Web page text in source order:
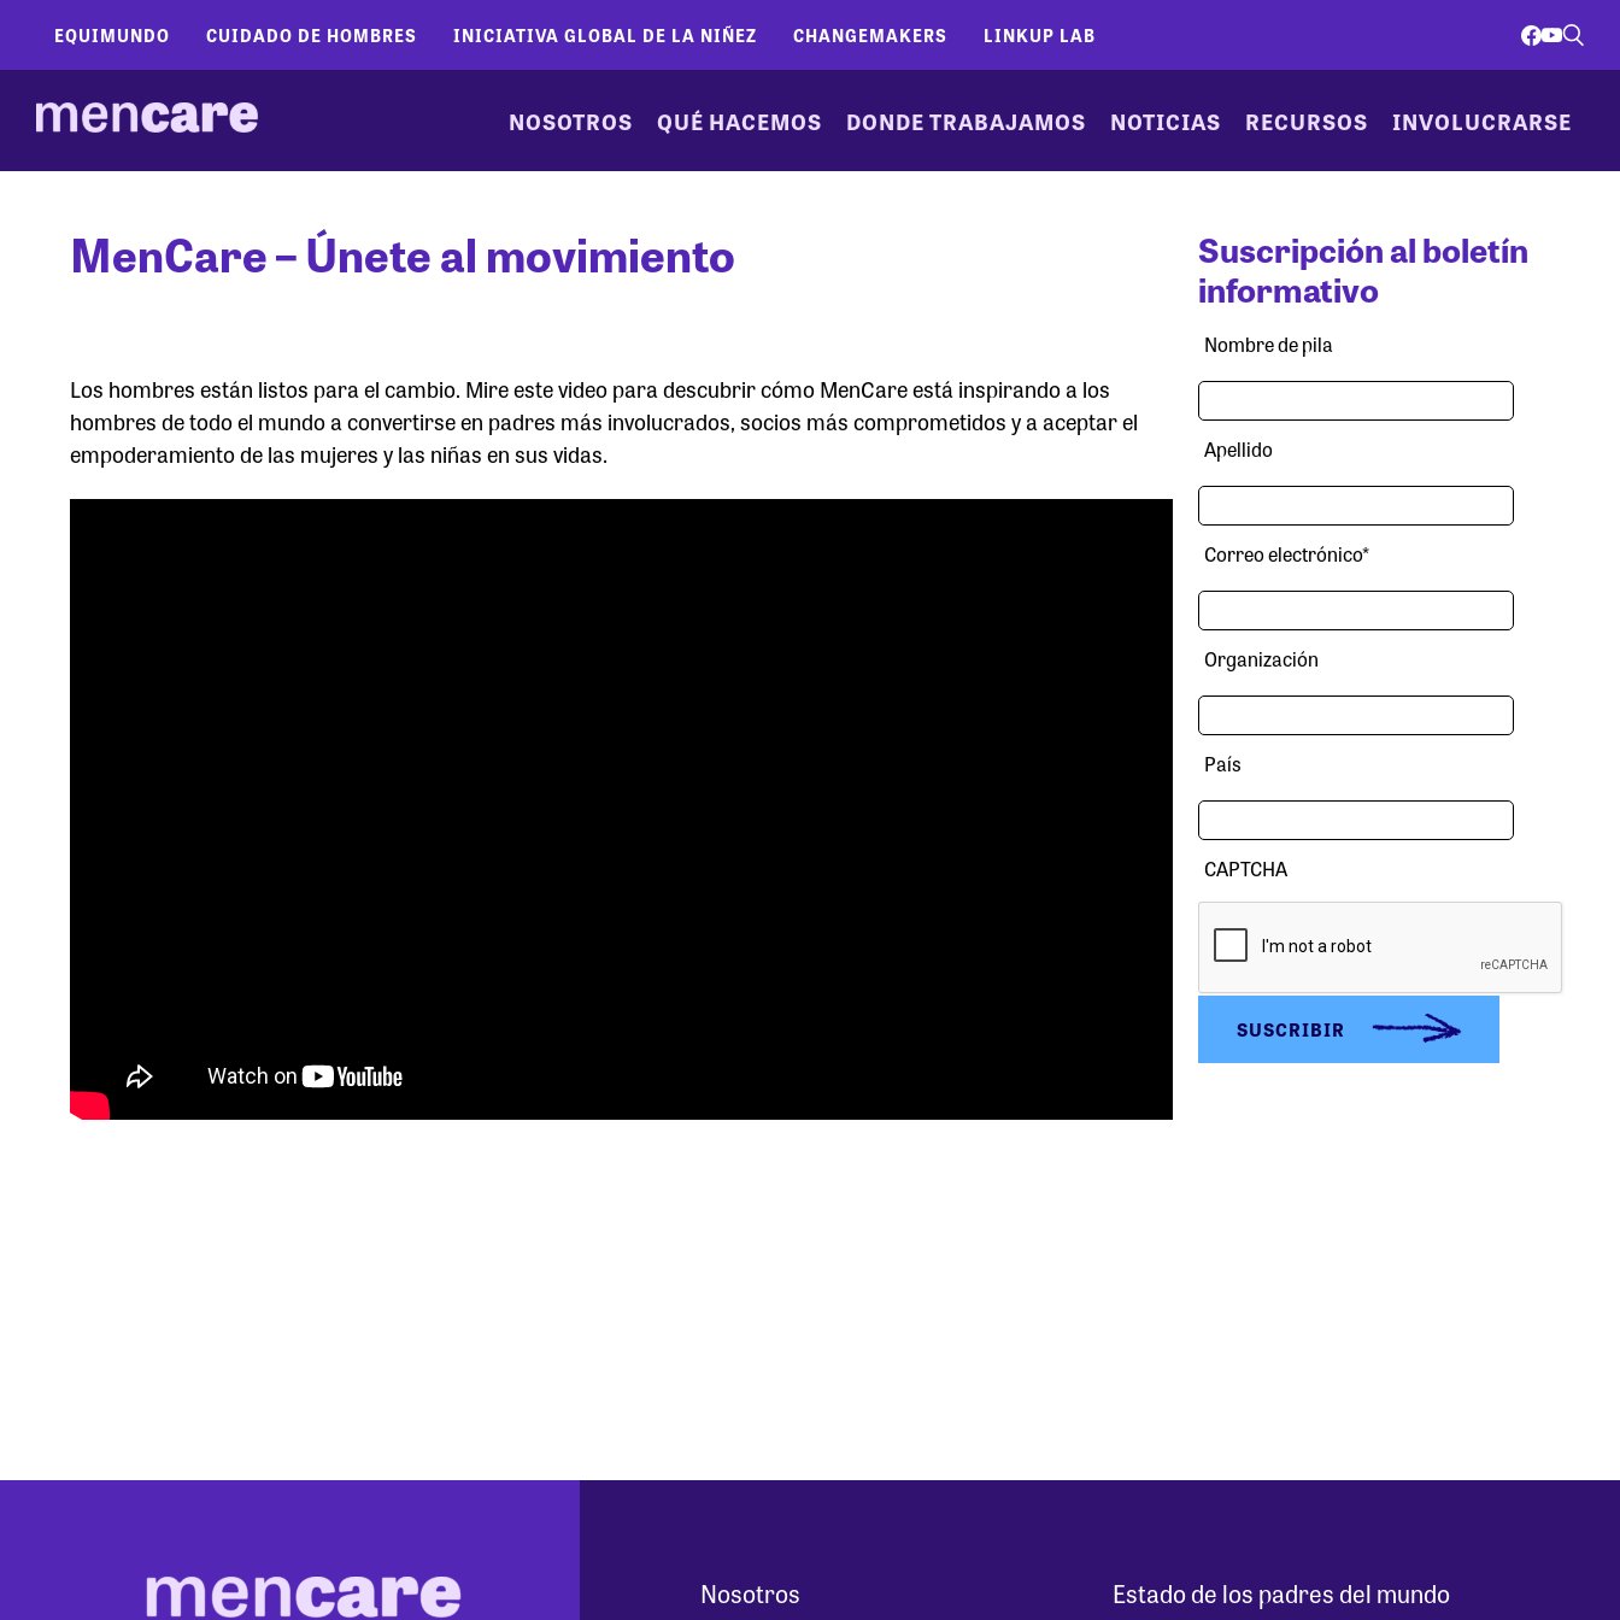
EQUIMUNDO CUIDADO DE HOMBRES INICIATIVA GLOBAL DE LA NIÑEZ CHANGEMAKERS LINKUP LAB
NOSOTROS QUÉ HACEMOS DONDE TRABAJAMOS NOTICIAS RECURSOS INVOLUCRARSE
MenCare – Únete al movimiento
Los hombres están listos para el cambio. Mire este video para descubrir cómo MenCare está inspirando a los
hombres de todo el mundo a convertirse en padres más involucrados, socios más comprometidos y a aceptar el
empoderamiento de las mujeres y las niñas en sus vidas.
Suscripción al boletín
informativo
Nombre de pila
Apellido
Correo electrónico*
Organización
País
CAPTCHA
Nosotros Estado de los padres del mundo